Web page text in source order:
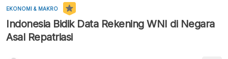
EKONOMI & MAKRO
Indonesia Bidik Data Rekening WNI di Negara
Asal Repatriasi